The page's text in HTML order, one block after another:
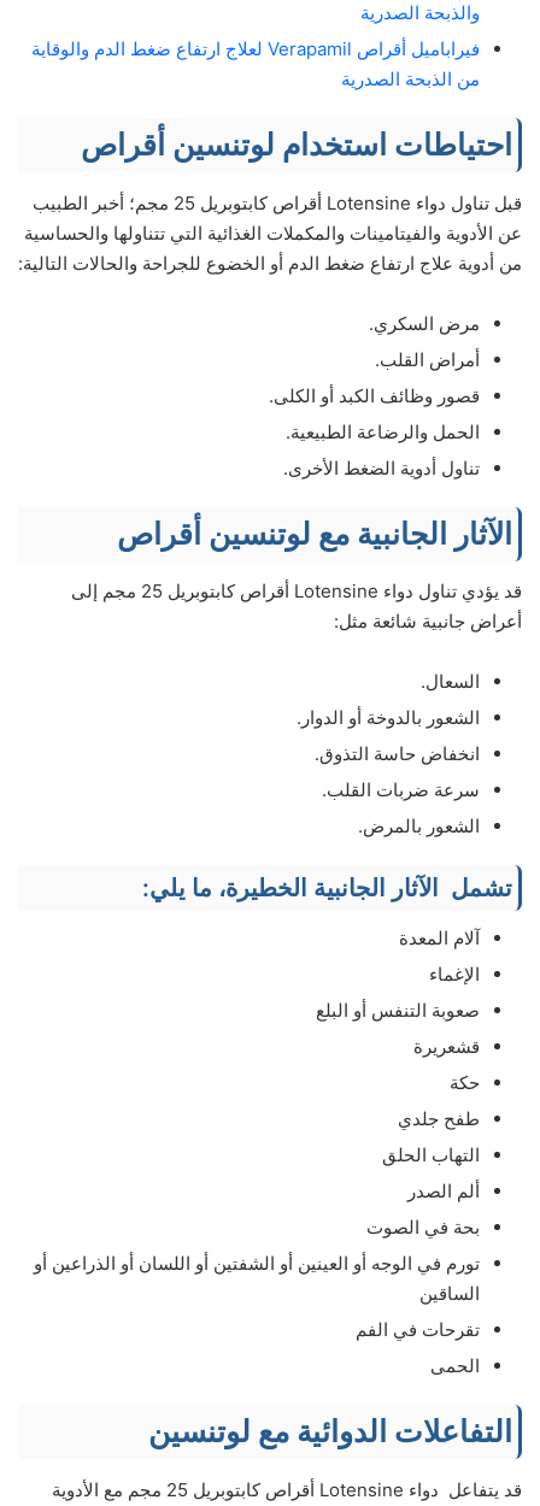
والذبحة الصدرية
فيراباميل أقراص Verapamil لعلاج ارتفاع ضغط الدم والوقاية
من الذبحة الصدرية
احتياطات استخدام لوتنسين أقراص
قبل تناول دواء Lotensine أقراص كابتوبريل 25 مجم؛ أخبر الطبيب
عن الأدوية والفيتامينات والمكملات الغذائية التي تتناولها والحساسية
من أدوية علاج ارتفاع ضغط الدم أو الخضوع للجراحة والحالات التالية:
مرض السكري.
أمراض القلب.
قصور وظائف الكبد أو الكلى.
الحمل والرضاعة الطبيعية.
تناول أدوية الضغط الأخرى.
الآثار الجانبية مع لوتنسين أقراص
قد يؤدي تناول دواء Lotensine أقراص كابتوبريل 25 مجم إلى
أعراض جانبية شائعة مثل:
السعال.
الشعور بالدوخة أو الدوار.
انخفاض حاسة التذوق.
سرعة ضربات القلب.
الشعور بالمرض.
تشمل الآثار الجانبية الخطيرة، ما يلي:
آلام المعدة
الإغماء
صعوبة التنفس أو البلع
قشعريرة
حكة
طفح جلدي
التهاب الحلق
ألم الصدر
بحة في الصوت
تورم في الوجه أو العينين أو الشفتين أو اللسان أو الذراعين أو
الساقين
تقرحات في الفم
الحمى
التفاعلات الدوائية مع لوتنسين
قد يتفاعل دواء Lotensine أقراص كابتوبريل 25 مجم مع الأدوية